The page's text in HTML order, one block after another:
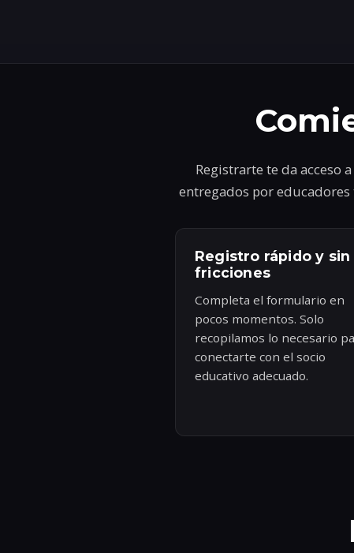
Registrarte te da acceso
entregados por
Registro rápido y sin
fricciones
Completa el formulario en
pocos momentos. Solo
recopilamos lo necesario
conectarte con el socio
educativo adecuado.